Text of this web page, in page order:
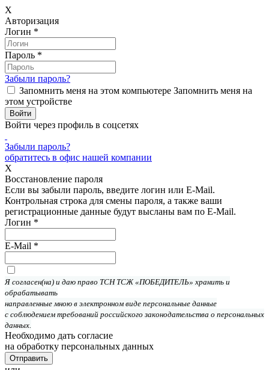
X
Авторизация
Логин *
Пароль *
Забыли пароль?
Запомнить меня на этом компьютере Запомнить меня на
этом устройстве
Войти через профиль в соцсетях
Забыли пароль?
обратитесь в офис нашей компании
X
Восстановление пароля
Если вы забыли пароль, введите логин или E-Mail.
Контрольная строка для смены пароля, а также ваши
регистрационные данные будут высланы вам по E-Mail.
Логин *
E-Mail *
Я согласен(на) и даю право ТСН ТСЖ «ПОБЕДИТЕЛЬ» хранить и
обрабатывать
направленные мною в электронном виде персональные данные
с соблюдением требований российского законодательства о персональных
данных.
Необходимо дать согласие
на обработку персональных данных